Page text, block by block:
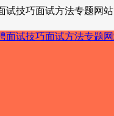
试技巧面试方法专题网站